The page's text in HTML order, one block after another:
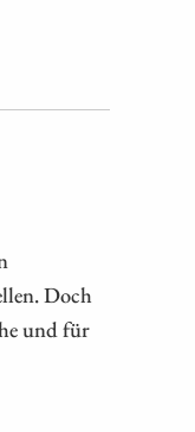
Doch
und für